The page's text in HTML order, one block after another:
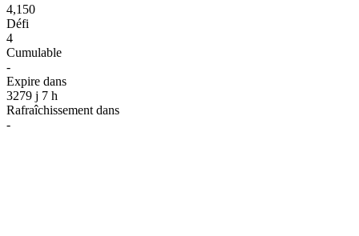
4,150
Défi
4
Cumulable
-
Expire dans
3279 j 7 h
Rafraîchissement dans
-